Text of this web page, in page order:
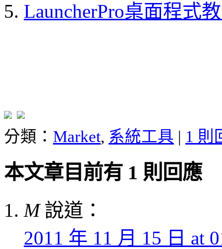
LauncherPro桌面程式
分類： Market, 系統工具 | 1 則
本文章目前有 1 則回應
M 說道：
2011 年 11 月 15 日 at